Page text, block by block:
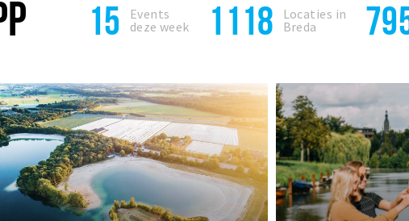
15
Events
deze week
1118
Locaties in
Breda